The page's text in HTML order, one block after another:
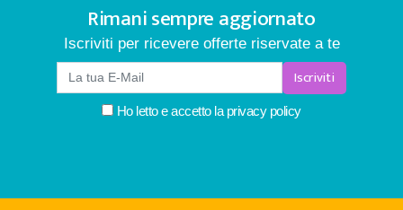
Rimani sempre aggiornato
Iscriviti per ricevere offerte riservate a te
Iscriviti
Ho letto e accetto la privacy policy